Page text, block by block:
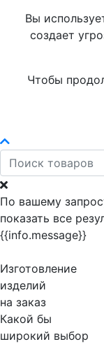
Вы
создает
Чтобы
По вашему
показать все
{{info.message}}
Изготовление
изделий
на заказ
Какой бы
широкий выбор